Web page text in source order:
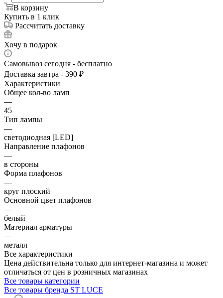
В корзину
Купить в 1 клик
Рассчитать доставку
Хочу в подарок
Самовывоз сегодня - бесплатно
Доставка завтра - 390 ₽
Характеристики
Общее кол-во ламп
—
45
Тип лампы
—
светодиодная [LED]
Направление плафонов
—
в стороны
Форма плафонов
—
круг плоский
Основной цвет плафонов
—
белый
Материал арматуры
—
металл
Все характеристики
Цена действительна только для интернет-магазина и может
отличаться от цен в розничных магазинах
Все товары категории
Все товары бренда ST LUCE